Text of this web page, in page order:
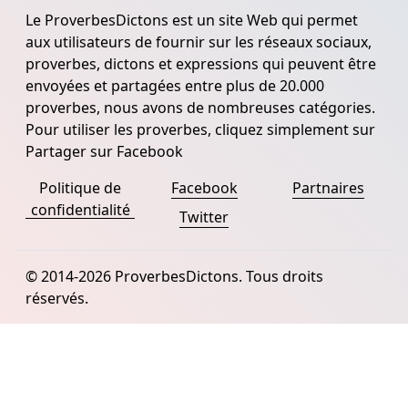
Le ProverbesDictons est un site Web qui permet
aux utilisateurs de fournir sur les réseaux sociaux,
proverbes, dictons et expressions qui peuvent être
envoyées et partagées entre plus de 20.000
proverbes, nous avons de nombreuses catégories.
Pour utiliser les proverbes, cliquez simplement sur
Partager sur Facebook
Politique de
confidentialité
Facebook
Twitter
Partnaires
© 2014-2026 ProverbesDictons. Tous droits
réservés.